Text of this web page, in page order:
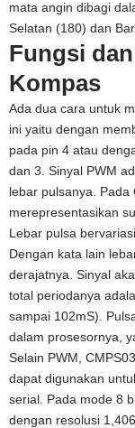
mata angin dibagi
Selatan (180) dan
Fungsi
Kompas
Ada dua cara untuk
ini yaitu dengan
pada pin 4 atau
dan 3. Sinyal PWM
lebar pulsanya. Pada
merepresentasikan
Lebar pulsa
Dengan kata lain
derajatnya. Sinyal
total periodanya
sampai 102mS).
dalam prosesornya,
Selain PWM,
dapat digunakan
serial. Pada mode 8
dengan resolusi